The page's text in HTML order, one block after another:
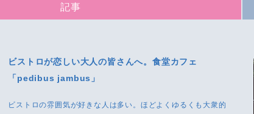
記事
ビストロが恋しい大人の皆さんへ。食堂カフェ
「pedibus jambus」
ビストロの雰囲気が好きな人は多い。ほどよくゆるくも大衆的